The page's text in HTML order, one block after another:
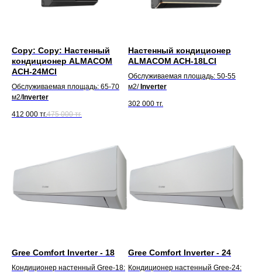
Copy: Copy: Настенный
кондиционер ALMACOM
ACH-24MСI
Обслуживаемая площадь: 65-70
м2/Inverter
412 000 тг.475 000 тг.
Настенный кондиционер
ALMACOM ACH-18LCI
Обслуживаемая площадь: 50-55
м2/ Inverter
302 000 тг.
Gree Comfort Inverter - 18
Кондиционер настенный Gree-18:
Gree Comfort Inverter - 24
Кондиционер настенный Gree-24: